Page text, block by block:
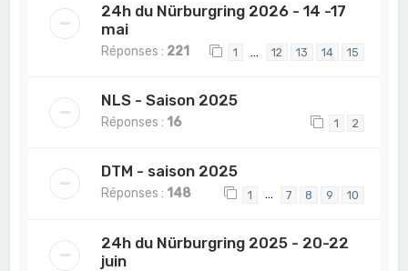
24h du Nürburgring 2026 - 14 -17
mai
Réponses : 221 1 … 12 13 14 15
NLS - Saison 2025
Réponses : 16 1 2
DTM - saison 2025
Réponses : 148 1 … 7 8 9 10
24h du Nürburgring 2025 - 20-22
juin